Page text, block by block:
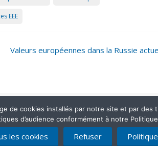
EEE
Valeurs européennes dans la Russie
légales Politique de confidentialité
de cookies installés par notre site et par des
d’audience conformément à notre
les cookies Refuser